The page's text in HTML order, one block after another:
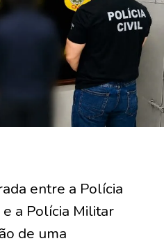
entre a Polícia
a Polícia Militar
de uma